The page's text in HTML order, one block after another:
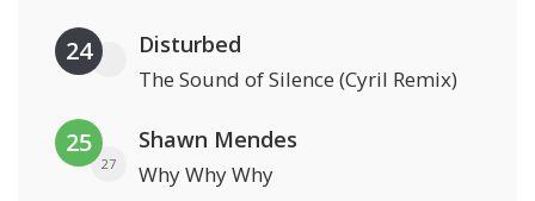
24 Disturbed
The Sound of Silence (Cyril Remix)
25
27
Shawn Mendes
Why Why Why